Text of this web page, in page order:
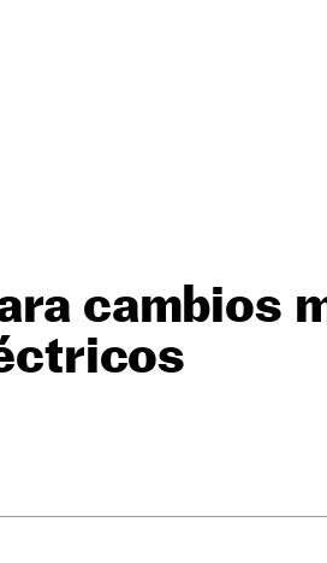
cambios